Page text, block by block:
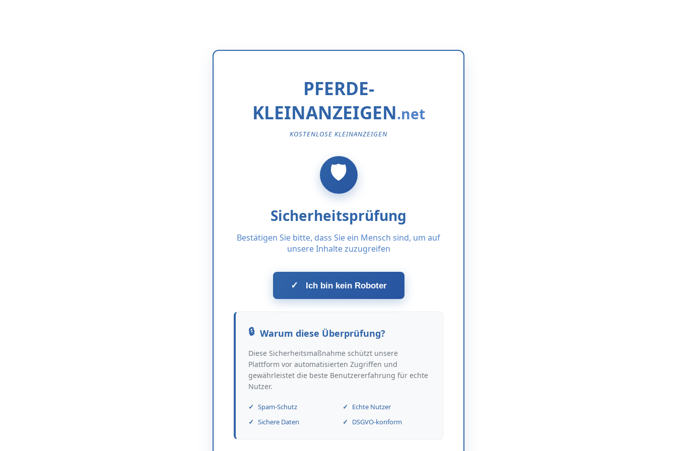
PFERDE-
KLEINANZEIGEN
KOSTENLOSE KLEINANZEIGEN
Sicherheitsprüfung
Bestätigen Sie bitte, dass Sie ein Mensch sind, um auf
unsere Inhalte zuzugreifen
✓ Ich bin kein Roboter
Warum diese Überprüfung?
Diese Sicherheitsmaßnahme schützt unsere
Plattform vor automatisierten Zugriffen und
gewährleistet die beste Benutzererfahrung für echte
Nutzer.
Spam-Schutz
Echte Nutzer
Sichere Daten
DSGVO-konform